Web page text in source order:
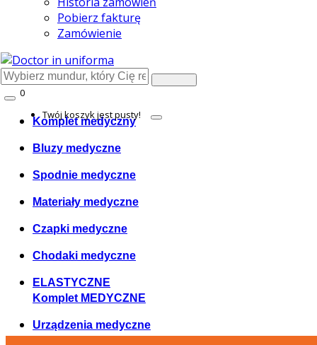
Pobierz fakturę
Zamówienie
Komplet medyczny
Bluzy medyczne
Spodnie medyczne
Materiały medyczne
Czapki medyczne
Chodaki medyczne
ELASTYCZNE
Komplet MEDYCZNE
Urządzenia medyczne
0
Twój koszyk jest pusty!